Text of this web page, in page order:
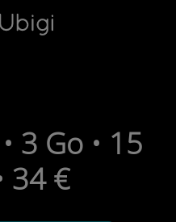
Bas de page
3 Go • 15
34 €